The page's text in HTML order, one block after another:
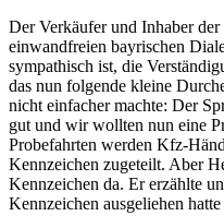
Der Verkäufer und Inhaber
einwandfreien bayrischen
sympathisch ist, die
das nun folgende kleine
nicht einfacher machte: Der
gut und wir wollten nun eine
Probefahrten werden Kfz-
Kennzeichen zugeteilt. Aber
Kennzeichen da. Er erzählte
Kennzeichen ausgeliehen